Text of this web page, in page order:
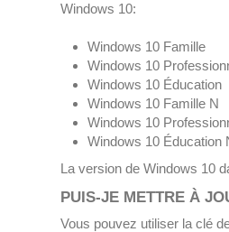
Windows 10:
Windows 10 Famille
Windows 10
Windows 10 Éducation
Windows 10 Famille N
Windows 10
Windows 10 Éducation
La version de Windows 10
PUIS-JE METTRE À
Vous pouvez utiliser la clé